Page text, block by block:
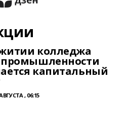
колледжа
промышленности
капитальный
, 06:15